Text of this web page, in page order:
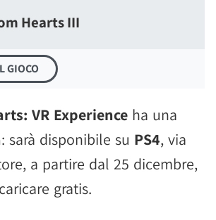
Hearts III
GIOCO
VR Experience ha una
: sarà disponibile su PS4, via
a partire dal 25 dicembre,
gratis.